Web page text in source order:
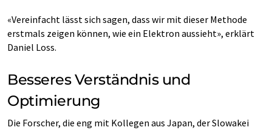
«Vereinfacht lässt sich sagen, dass wir mit dieser Methode
erstmals zeigen können, wie ein Elektron aussieht», erklärt
Daniel Loss.
Besseres Verständnis und
Optimierung
Die Forscher, die eng mit Kollegen aus Japan, der Slowakei